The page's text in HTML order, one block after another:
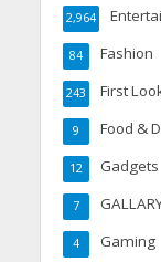
2,964
Fashion
84
First
243
Food &
9
Gadgets
12
7
Gaming
4